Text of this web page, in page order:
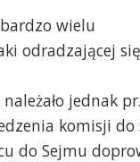
wielu
odradzającej
jednak
komisji
do Sejmu